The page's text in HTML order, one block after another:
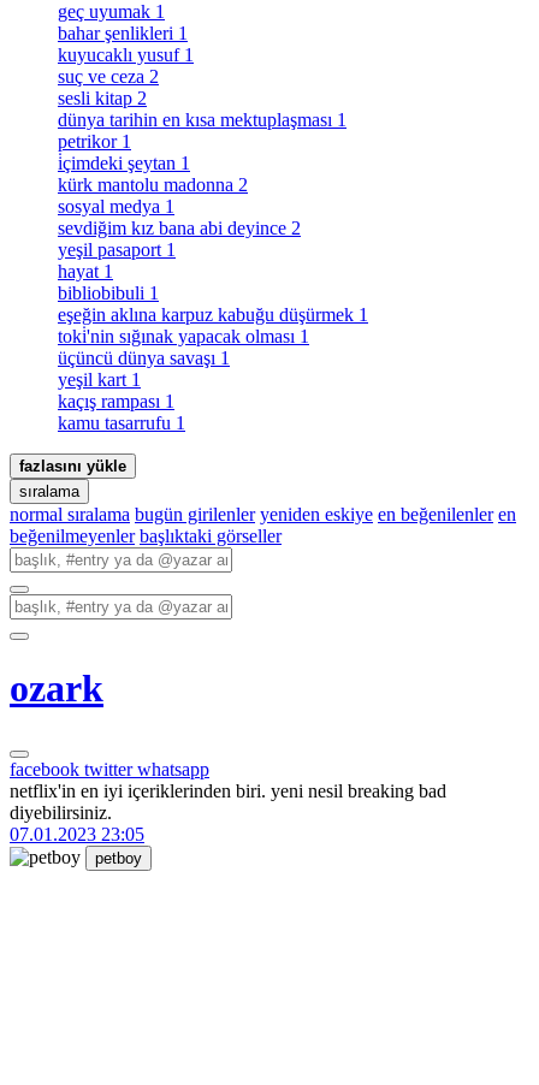
geç uyumak 1
bahar şenlikleri 1
kuyucaklı yusuf 1
suç ve ceza 2
sesli kitap 2
dünya tarihin en kısa mektuplaşması 1
petrikor 1
i̇çimdeki şeytan 1
kürk mantolu madonna 2
sosyal medya 1
sevdiğim kız bana abi deyince 2
yeşil pasaport 1
hayat 1
bibliobibuli 1
eşeğin aklına karpuz kabuğu düşürmek 1
toki̇'nin sığınak yapacak olması 1
üçüncü dünya savaşı 1
yeşil kart 1
kaçış rampası 1
kamu tasarrufu 1
fazlasını yükle
sıralama
normal sıralama bugün girilenler yeniden eskiye en beğenilenler en
beğenilmeyenler başlıktaki görseller
ozark
facebook twitterwhatsapp
netflix'in en iyi içeriklerinden biri. yeni nesil breaking bad
diyebilirsiniz.
07.01.2023 23:05
petboy